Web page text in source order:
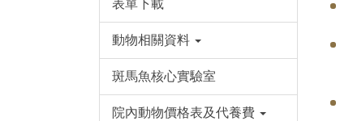
表單下載
動物相關資料
斑馬魚核心實驗室
院內動物價格表及代養費